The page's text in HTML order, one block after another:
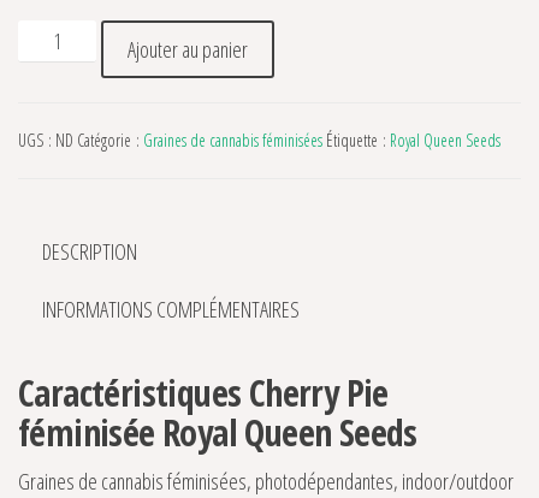
quantité de Cherry Pie féminisée Royal Queen Seeds
Ajouter au panier
UGS : ND Catégorie : Graines de cannabis féminisées Étiquette : Royal Queen Seeds
DESCRIPTION
INFORMATIONS COMPLÉMENTAIRES
Caractéristiques Cherry Pie
féminisée Royal Queen Seeds
Graines de cannabis féminisées, photodépendantes, indoor/outdoor